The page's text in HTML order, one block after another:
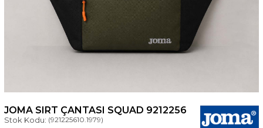
JOMA SIRT ÇANTASI SQUAD 9212256
Stok Kodu: (921225610.1979)